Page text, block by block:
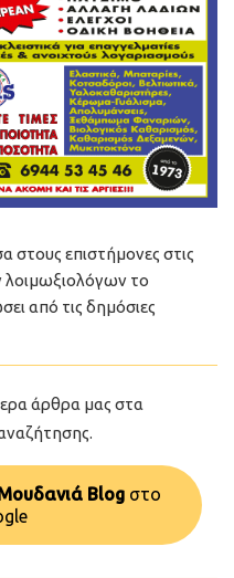
στους επιστήμονες στις
λοιμωξιολόγων το
από τις δημόσιες
άρθρα μας στα
Blog στo